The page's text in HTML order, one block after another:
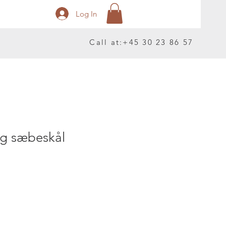
Log In
Call at: +45 30 23 86 57
sæbeskål